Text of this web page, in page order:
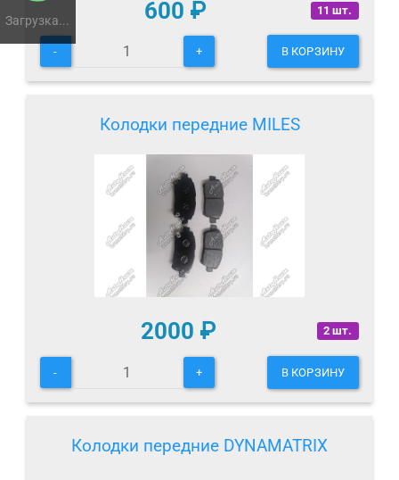
Загрузка...
11 шт.
600 ₽
- + В КОРЗИНУ
Колодки передние MILES
2 шт.
2000 ₽
- + В КОРЗИНУ
Колодки передние DYNAMATRIX